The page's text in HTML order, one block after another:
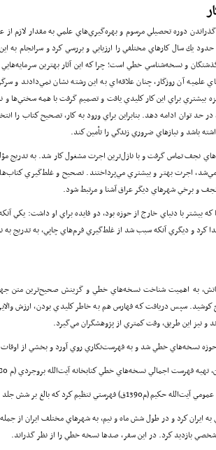
دوره‌ تحصيلي مرسوم و بهره‌گيري‌هاي علمي به مقدار لازم
حدود يك سال كارهاي مختلفي را ارزيابي و بررسي كرد و سرانجام به
و نسخه‌شناسي خطي است؛ چرا كه اين آثار بهترين
علميه آن روزگار، چنان علاقه‌‌اي به اين رشته نشان نمي‌دادند و
بيشتري براي اين كار كليدي يافت و تصميم گرفت با همه سختي‌ها
در حد توان ادامه دهد. بنابراين براي ورود به كار، تصحيح كتاب
باشد و نيازهاي ضروري زندگي را تأمين كند.
نجف تماس گرفت و با نازل‌ترين اجرت مشغول كار شد. به تدريج
اجرت بهتر و بيشتري مي‌پرداختند. تصحيح و غلط‌گيري
و برخي شهرهاي ديگر عراق آشنا و مرتبط شود.
كه بيشتر با دنياي خارج از حوزه‌ بود، دو فايده براي او داشت: يكي
كرد و ديگري آنكه سبب شد از غلط‌گيري فرم‌هاي چاپي، به تدريج به
به اهميت شناخت نسخه‌‌هاي خطي و گزينش صحيح‌ترين متن
سپس دريافت كه فهارس هم به خاطر كليدي بودن، ارزش
و نيز اين طريق، وقت كمتري از پژوهشگران مي‌گيرد.
فهرست اجمالي نسخه‌هاي خطي كتابخانه آيت‌الله بروجردي (م 1380ق) در نجف بود.
فهرستي تنظيم كرد كه بالغ بر شش جلد محفوظ گرديد.
ايران كرد و در طول شش ماه و نيم، به شهرهاي مختلف ايران از
بازديد كرد. در اين سفر، صدها نسخه خطي را از نظر گذراند.